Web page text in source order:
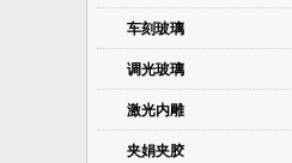
车刻玻璃
调光玻璃
激光内雕
夹娟夹胶